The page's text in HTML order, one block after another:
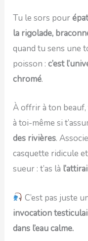
Tu le sors pour
la rigolade,
quand tu sens une
poisson :c’est
chromé.
À offrir à ton
à toi-même si
des rivières.
casquette ridicule
sueur : t’as là
C’est pas juste
invocation
dans l’eau calme.